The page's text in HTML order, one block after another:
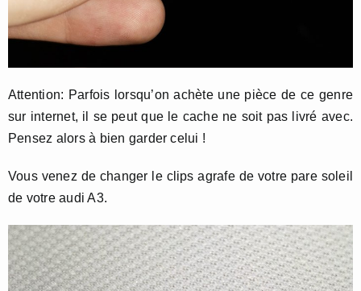
Attention: Parfois lorsqu’on achète une pièce de ce genre
sur internet, il se peut que le cache ne soit pas livré avec.
Pensez alors à bien garder celui !
Vous venez de changer le clips agrafe de votre pare soleil
de votre audi A3.